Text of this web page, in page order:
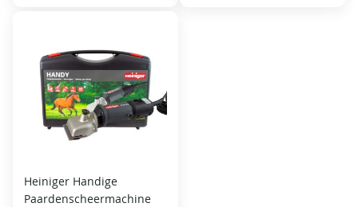
Heiniger Handige
Paardenscheermachine